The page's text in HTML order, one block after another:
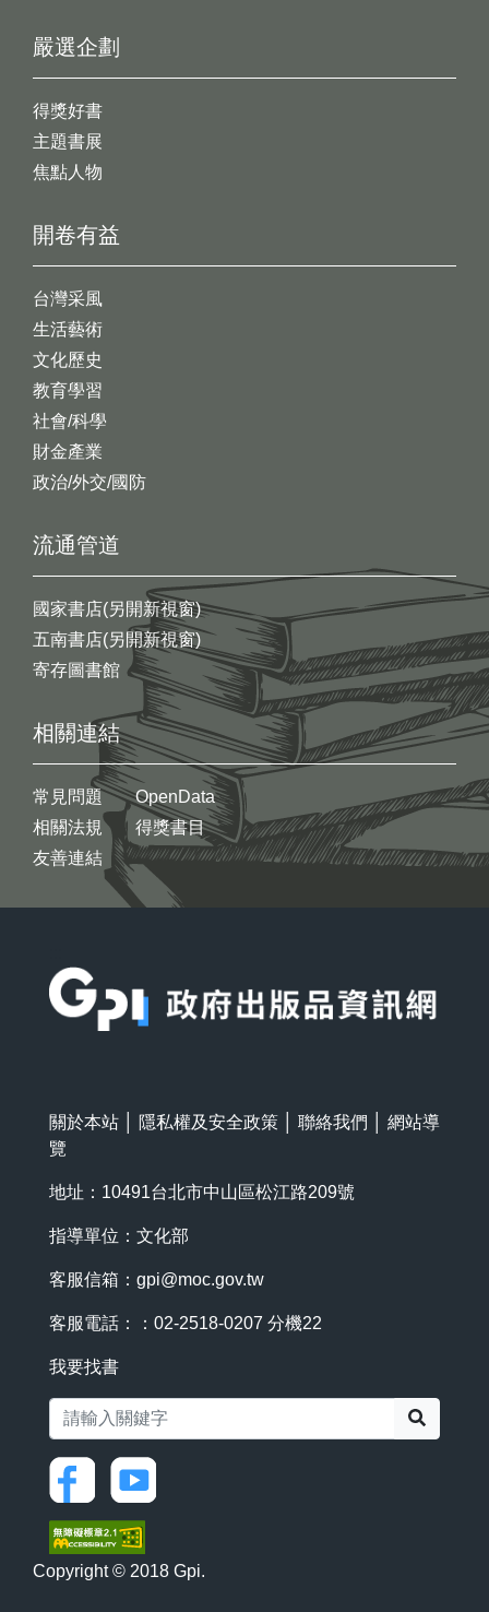
開卷有益
台灣采風
生活藝術
文化歷史
教育學習
社會/科學
財金產業
政治/外交/國防
嚴選企劃
得獎好書
主題書展
焦點人物
流通管道
國家書店(另開新視窗)
五南書店(另開新視窗)
寄存圖書館
相關連結
常見問題
相關法規
友善連結
OpenData
得獎書目
關於本站 隱私權及安全政策 聯絡我們
網站導
覽
地址：10491台北市中山區松江路209號
指導單位：文化部
客服信箱： gpi@moc.gov.tw
客服電話：：02-2518-0207 分機22
我要找書
Copyright © 2018 Gpi.